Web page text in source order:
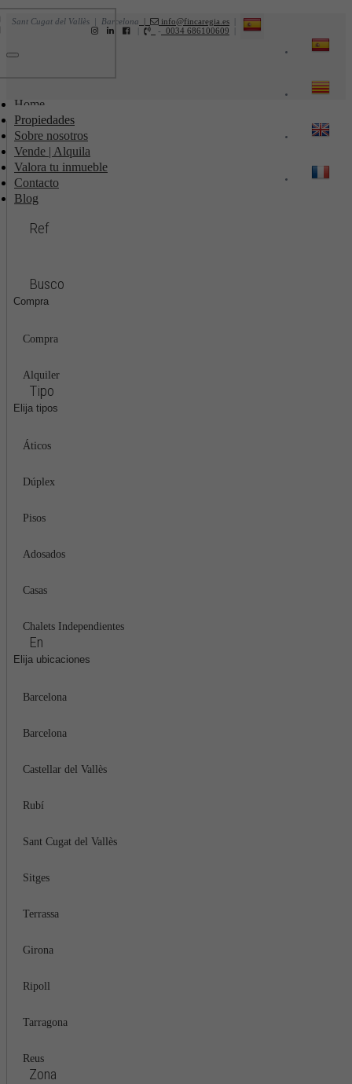
| info@fincaregia.es
Sant Cugat del Vallès | Barcelona
0034 686100609
-
Toggle
Home
Propiedades
Sobre nosotros
Vende | Alquila
Valora tu inmueble
Contacto
Blog
Ref
Busco
Compra
Compra
Alquiler
Tipo
Elija tipos
Áticos
Dúplex
Pisos
Adosados
Casas
Chalets Independientes
En
Elija ubicaciones
Barcelona
Barcelona
Castellar del Vallès
Rubí
Sant Cugat del Vallès
Sitges
Terrassa
Girona
Ripoll
Tarragona
Reus
Zona